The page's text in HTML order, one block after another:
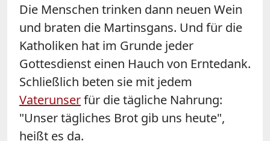
Die Menschen trinken dann neuen Wein
und braten die Martinsgans. Und für die
Katholiken hat im Grunde jeder
Gottesdienst einen Hauch von Erntedank.
Schließlich beten sie mit jedem
Vaterunserfür die tägliche Nahrung:
"Unser tägliches Brot gib uns heute",
heißt es da.